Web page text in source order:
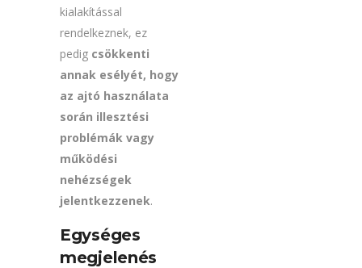
kialakítással
rendelkeznek, ez
pedig csökkenti
annak esélyét, hogy
az ajtó használata
során illesztési
problémák vagy
működési
nehézségek
jelentkezzenek.
Egységes
megjelenés